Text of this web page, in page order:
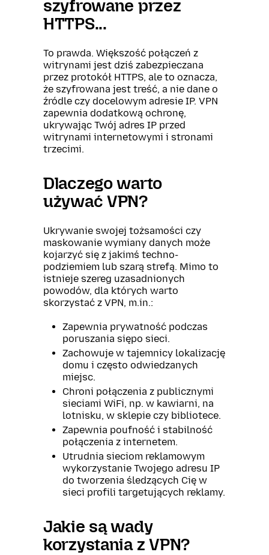
szyfrowane przez
HTTPS...
To prawda. Większość połączeń z
witrynami jest dziś zabezpieczana
przez protokół HTTPS, ale to oznacza,
że szyfrowana jest treść, a nie dane o
źródle czy docelowym adresie IP. VPN
zapewnia dodatkową ochronę,
ukrywając Twój adres IP przed
witrynami internetowymi i stronami
trzecimi.
Dlaczego warto
używać VPN?
Ukrywanie swojej tożsamości czy
maskowanie wymiany danych może
kojarzyć się z jakimś techno-
podziemiem lub szarą strefą. Mimo to
istnieje szereg uzasadnionych
powodów, dla których warto
skorzystać z VPN, m.in.:
Zapewnia prywatność podczas
poruszania siępo sieci.
Zachowuje w tajemnicy lokalizację
domu i często odwiedzanych
miejsc.
Chroni połączenia z publicznymi
sieciami WiFi, np. w kawiarni, na
lotnisku, w sklepie czy bibliotece.
Zapewnia poufność i stabilność
połączenia z internetem.
Utrudnia sieciom reklamowym
wykorzystanie Twojego adresu IP
do tworzenia śledzących Cię w
sieci profili targetujących reklamy.
Jakie są wady
korzystania z VPN?